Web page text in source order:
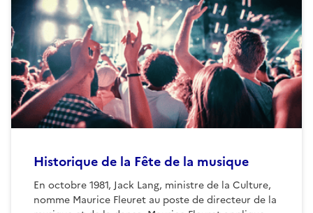
Historique de la Fête de la musique
En octobre 1981, Jack Lang, ministre de la Culture,
nomme Maurice Fleuret au poste de directeur de la